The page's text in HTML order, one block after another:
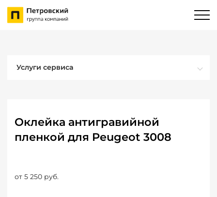
Услуги сервиса
Оклейка антигравийной
пленкой для Peugeot 3008
от 5 250 руб.